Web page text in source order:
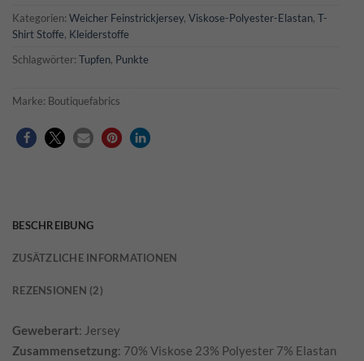
Kategorien: Weicher Feinstrickjersey, Viskose-Polyester-Elastan, T-
Shirt Stoffe, Kleiderstoffe
Schlagwörter: Tupfen, Punkte
Marke: Boutiquefabrics
BESCHREIBUNG
ZUSÄTZLICHE INFORMATIONEN
REZENSIONEN (2)
Geweberart: Jersey
Zusammensetzung: 70% Viskose 23% Polyester 7% Elastan